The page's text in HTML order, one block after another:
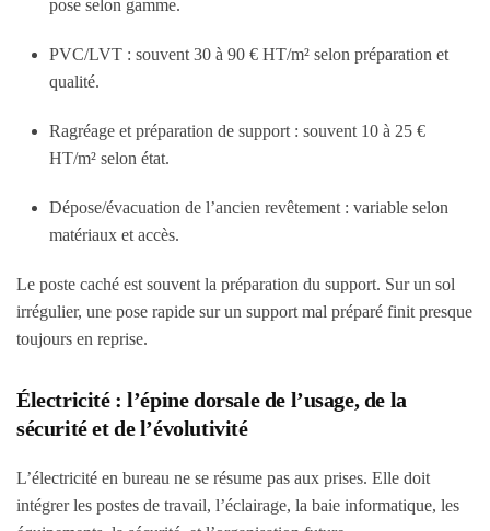
pose selon gamme.
PVC/LVT : souvent 30 à 90 € HT/m² selon préparation et
qualité.
Ragréage et préparation de support : souvent 10 à 25 €
HT/m² selon état.
Dépose/évacuation de l’ancien revêtement : variable selon
matériaux et accès.
Le poste caché est souvent la préparation du support. Sur un sol
irrégulier, une pose rapide sur un support mal préparé finit presque
toujours en reprise.
Électricité : l’épine dorsale de l’usage, de la
sécurité et de l’évolutivité
L’électricité en bureau ne se résume pas aux prises. Elle doit
intégrer les postes de travail, l’éclairage, la baie informatique, les